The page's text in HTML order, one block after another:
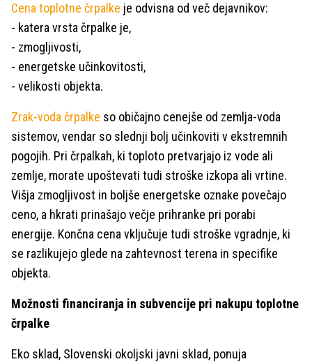
Cena toplotne črpalke je odvisna od več dejavnikov:
- katera vrsta črpalke je,
- zmogljivosti,
- energetske učinkovitosti,
- velikosti objekta.
Zrak-voda črpalke so običajno cenejše od zemlja-voda
sistemov, vendar so slednji bolj učinkoviti v ekstremnih
pogojih. Pri črpalkah, ki toploto pretvarjajo iz vode ali
zemlje, morate upoštevati tudi stroške izkopa ali vrtine.
Višja zmogljivost in boljše energetske oznake povečajo
ceno, a hkrati prinašajo večje prihranke pri porabi
energije. Končna cena vključuje tudi stroške vgradnje, ki
se razlikujejo glede na zahtevnost terena in specifike
objekta.
Možnosti financiranja in subvencije pri nakupu toplotne
črpalke
Eko sklad, Slovenski okoljski javni sklad, ponuja